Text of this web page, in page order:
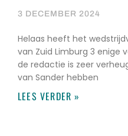
3 DECEMBER 2024
Helaas heeft het
van Zuid Limburg 3 enige
de redactie is zeer
van Sander hebben
LEES VERDER »